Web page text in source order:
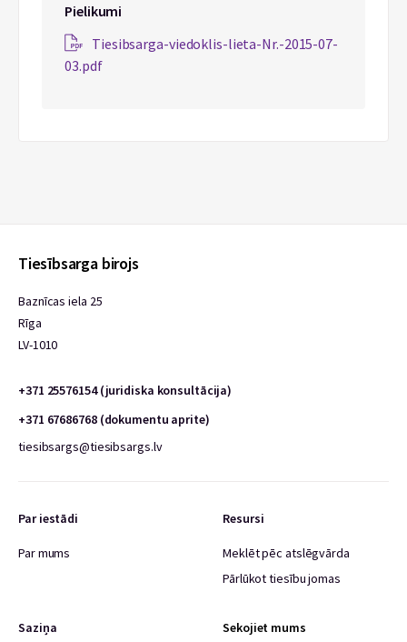
Pielikumi
Tiesibsarga-viedoklis-lieta-Nr.-2015-07-
03.pdf
Tiesībsarga birojs
Baznīcas iela 25
Rīga
LV-1010
+371 25576154 (juridiska konsultācija)
+371 67686768 (dokumentu aprite)
tiesibsargs@tiesibsargs.lv
Par iestādi
Par mums
Resursi
Meklēt pēc atslēgvārda
Pārlūkot tiesību jomas
Saziņa Sekojiet mums